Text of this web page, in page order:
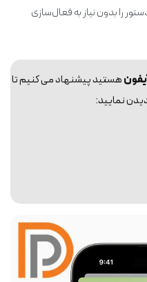
را بدون نیاز به فعال‌سازی
هستید پیشنهاد می کنیم تا
نمایید: